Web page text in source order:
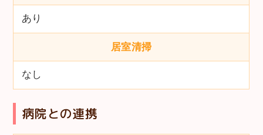
あり
居室清掃
なし
病院との連携